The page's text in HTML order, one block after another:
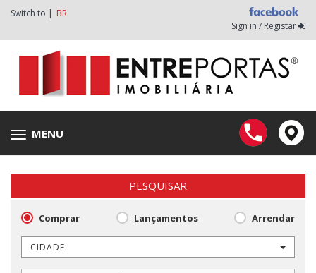
Switch to | BR
Sign in / Registar
Toggle
navigation
MENU
PESQUISAR
Comprar Lançamentos Arrendar
CIDADE: